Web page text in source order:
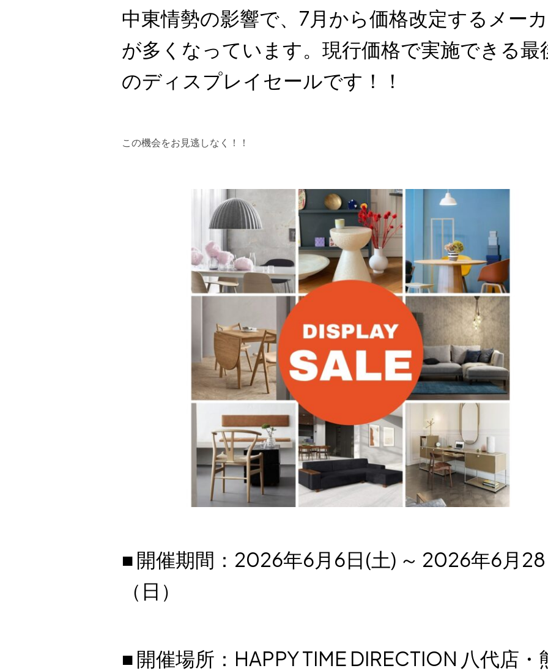
中東情勢の影響で、7月から価格改定するメー
が多くなっています。現行価格で実施できる最
のディスプレイセールです！！
この機会をお見逃しなく！！
■ 開催期間：2026年6月6日(土) ～ 2026年6月28
（日）
■ 開催場所：HAPPY TIME DIRECTION 八代店・